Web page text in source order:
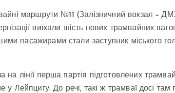
маршрути №11 (Залізничний вокзал –
виїхали шість нових трамвайних
пасажирами стали заступник міського
лінії перша партія підготовлених
у Лейпцигу. До речі, такі ж трамваї досі